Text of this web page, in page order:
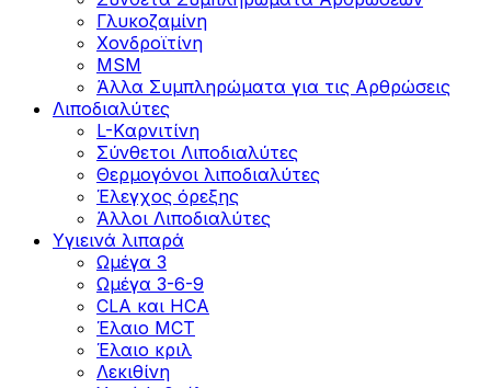
Γλυκοζαμίνη
Χονδροϊτίνη
MSM
Άλλα Συμπληρώματα για τις Αρθρώσεις
Λιποδιαλύτες
L-Kαρνιτίνη
Σύνθετοι Λιποδιαλύτες
Θερμογόνοι λιποδιαλύτες
Έλεγχος όρεξης
Άλλοι Λιποδιαλύτες
Υγιεινά λιπαρά
Ωμέγα 3
Ωμέγα 3-6-9
CLA και HCA
Έλαιο MCT
Έλαιο κριλ
Λεκιθίνη